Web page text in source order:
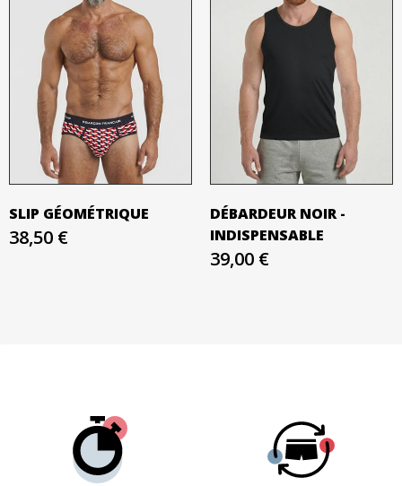
SLIP GÉOMÉTRIQUE
38,50 €
DÉBARDEUR NOIR -
INDISPENSABLE
39,00 €